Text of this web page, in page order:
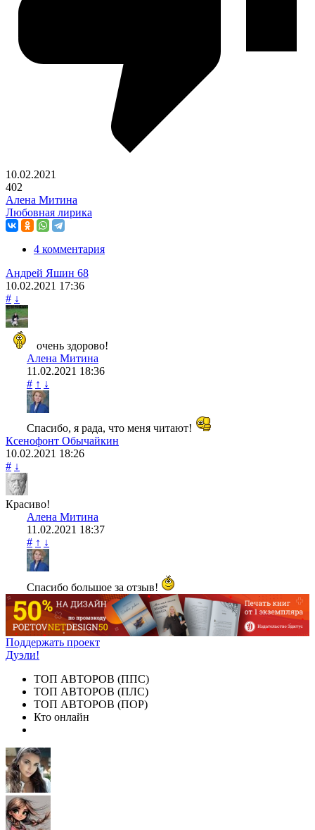
10.02.2021
402
Алена Митина
Любовная лирика
4 комментария
Андрей Яшин 68
10.02.2021 17:36
# ↓
очень здорово!
Алена Митина
11.02.2021 18:36
# ↑ ↓
Спасибо, я рада, что меня читают!
Ксенофонт Обычайкин
10.02.2021 18:26
# ↓
Красиво!
Алена Митина
11.02.2021 18:37
# ↑ ↓
Спасибо большое за отзыв!
Поддержать проект
Дуэли!
ТОП АВТОРОВ (ППС)
ТОП АВТОРОВ (ПЛС)
ТОП АВТОРОВ (ПОР)
Кто онлайн